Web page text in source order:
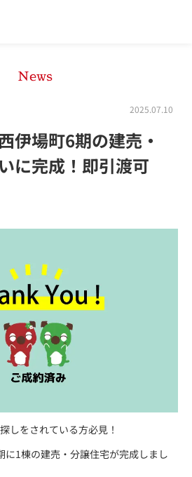
News
2025.07.10
伊場町6期の建売・
に完成！即引渡可
しをされている方必見！
に1棟の建売・分譲住宅が完成しまし